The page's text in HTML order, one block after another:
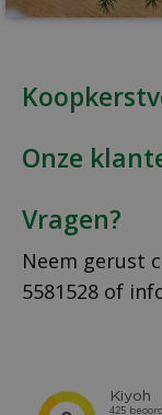
Onze
Vragen?
Neem gerust
5581528 of